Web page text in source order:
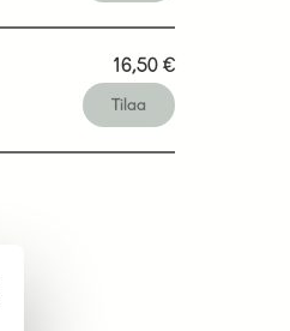
16,50 €
Tilaa